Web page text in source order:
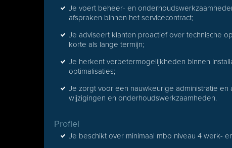
Je voert beheer- en
afspraken binnen het servicecontract;
Je adviseert klanten proactief over technische
korte als lange termijn;
Je herkent verbetermogelijkheden binnen
optimalisaties;
Je zorgt voor een nauwkeurige administratie
wijzigingen en onderhoudswerkzaamheden.
Profiel
Je beschikt over minimaal mbo niveau 4 werk-